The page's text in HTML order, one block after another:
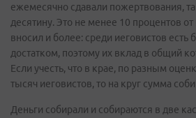
ежемесячно сдавали пожертвования,
десятину. Это не менее 10 процентов от
вносил и более: среди иеговистов
достатком, поэтому их вклад в общий
Если учесть, что в крае, по разным
тысяч иеговистов, то на круг сумма
Деньги собирали и собираются в две